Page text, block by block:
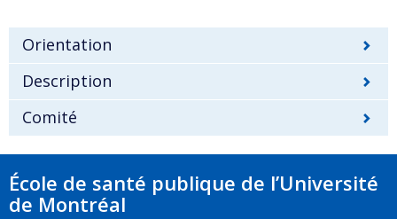
Orientation
Description
Comité
École de santé publique de l’Université
de Montréal